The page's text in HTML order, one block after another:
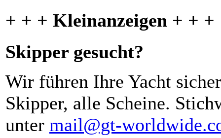
+ + + Kleinanzeigen + + +
Skipper gesucht?
Wir führen Ihre Yacht
Skipper, alle Scheine.
unter mail@gt-